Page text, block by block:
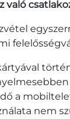
való
a
nem